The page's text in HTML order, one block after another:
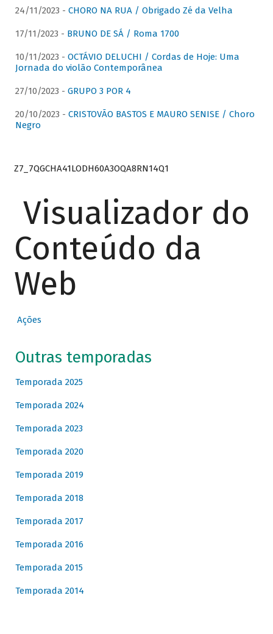
24/11/2023 - CHORO NA RUA / Obrigado Zé da Velha
17/11/2023 - BRUNO DE SÁ / Roma 1700
10/11/2023 - OCTÁVIO DELUCHI / Cordas de Hoje: Uma
Jornada do violão Contemporânea
27/10/2023 - GRUPO 3 POR 4
20/10/2023 - CRISTOVÃO BASTOS E MAURO SENISE / Choro
Negro
Z7_7QGCHA41LODH60A3OQA8RN14Q1
Visualizador do
Conteúdo da
Web
Ações
Outras temporadas
Temporada 2025
Temporada 2024
Temporada 2023
Temporada 2020
Temporada 2019
Temporada 2018
Temporada 2017
Temporada 2016
Temporada 2015
Temporada 2014